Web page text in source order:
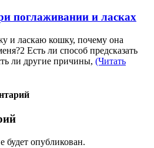
поглаживании и ласках
и ласкаю кошку, почему она
Есть ли способ предсказать
ли другие причины, (Читать
будет опубликован.